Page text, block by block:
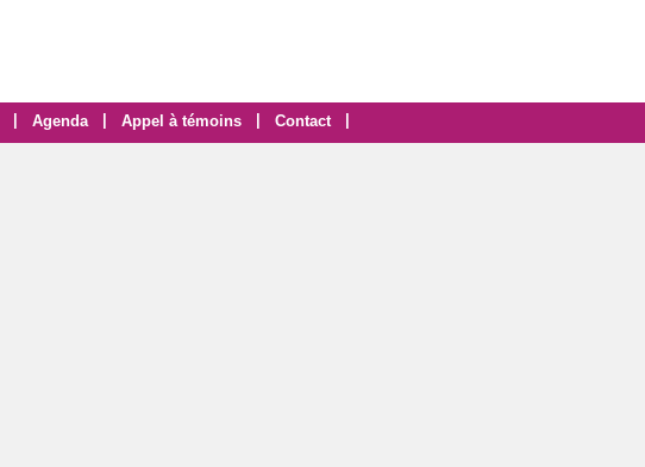
Agenda Appel à témoins Contact